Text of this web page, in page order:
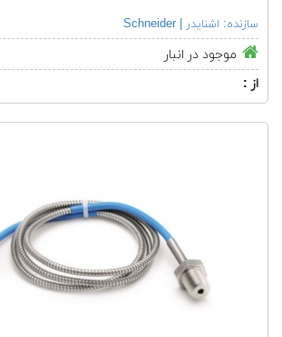
سازنده: اشنایدر | Schneider
موجود در انبار
از :